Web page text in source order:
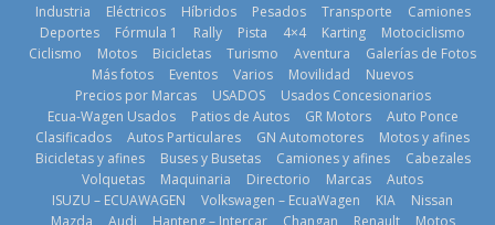
Mercado
automotor
ecuatoriano
creció un 28%
en julio de
2026
La Vuelta al
Ecuador 2026,
edición 47ª,
recorre 7
provincias en 8
días
1 de agosto de
¿Qué puede
pasar con tu
vehículo si
permanece
varios días sin
usar?
Industria Eléctricos Híbridos Pesados Transporte
Camiones
Deportes
Fórmula 1 Rally Pista 4×4 Karting
Motociclismo
Ciclismo
Motos Bicicletas Turismo Aventura
Galerías de Fotos
Más fotos
Eventos Varios Movilidad
Nuevos
Precios por Marcas
USADOS
Usados Concesionarios
Ecua-Wagen Usados
Patios de Autos GR Motors
Auto Ponce
Clasificados
Autos Particulares GN Automotores
Motos y afines
Bicicletas y afines
Buses y Busetas Camiones y afines
Cabezales
Volquetas
Maquinaria Directorio Marcas
Autos
ISUZU – ECUAWAGEN
Volkswagen – EcuaWagen KIA
Nissan
Mazda
Audi Hanteng – Intercar Changan Renault
Motos